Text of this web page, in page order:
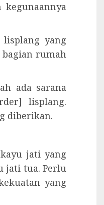
yang
bagian rumah
ada sarana
lisplang.
diberikan.
jati yang
jati tua. Perlu
yang